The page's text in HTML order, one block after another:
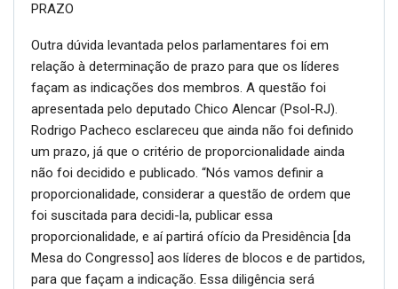
PRAZO
Outra dúvida levantada pelos parlamentares foi em
relação à determinação de prazo para que os líderes
façam as indicações dos membros. A questão foi
apresentada pelo deputado Chico Alencar (Psol-RJ).
Rodrigo Pacheco esclareceu que ainda não foi definido
um prazo, já que o critério de proporcionalidade ainda
não foi decidido e publicado. “Nós vamos definir a
proporcionalidade, considerar a questão de ordem que
foi suscitada para decidi-la, publicar essa
proporcionalidade, e aí partirá ofício da Presidência [da
Mesa do Congresso] aos líderes de blocos e de partidos,
para que façam a indicação. Essa diligência será